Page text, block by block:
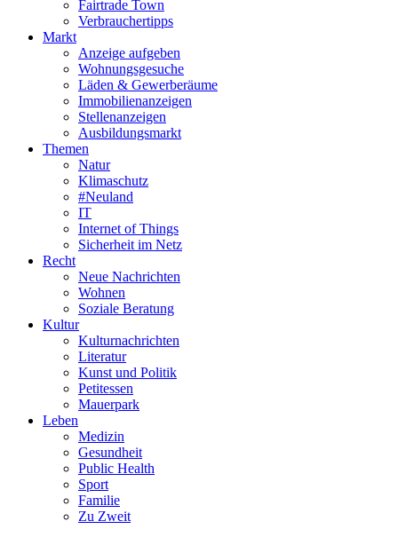
Fairtrade Town
Verbrauchertipps
Markt
Anzeige aufgeben
Wohnungsgesuche
Läden & Gewerberäume
Immobilienanzeigen
Stellenanzeigen
Ausbildungsmarkt
Themen
Natur
Klimaschutz
#Neuland
IT
Internet of Things
Sicherheit im Netz
Recht
Neue Nachrichten
Wohnen
Soziale Beratung
Kultur
Kulturnachrichten
Literatur
Kunst und Politik
Petitessen
Mauerpark
Leben
Medizin
Gesundheit
Public Health
Sport
Familie
Zu Zweit